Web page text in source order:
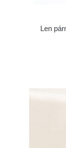
Len